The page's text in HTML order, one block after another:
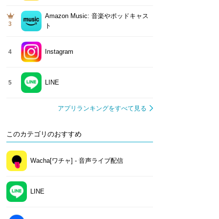
3
Amazon Music: 音楽やポッドキャス
ト
4 Instagram
5 LINE
アプリランキングをすべて見る
このカテゴリのおすすめ
Wacha[ワチャ] - 音声ライブ配信
LINE